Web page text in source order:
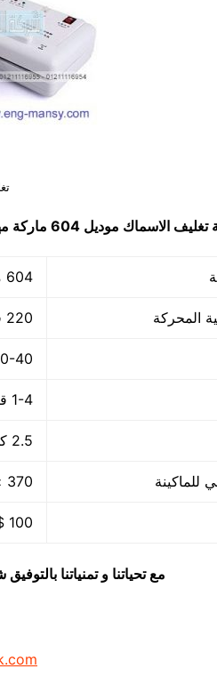
تغليف الاسماك موديل 604 ماركة
604 ماركة مهندس منسي
المحركة 220 فولت – 50هرتز
30-40
1-4 قطعة/الدقيقة
2.5 كجم
للماكينة 370 × 140 × 73 مم
100 $ او ما يعادله بالجنيه المصرى
مع تحياتنا و تمنياتنا